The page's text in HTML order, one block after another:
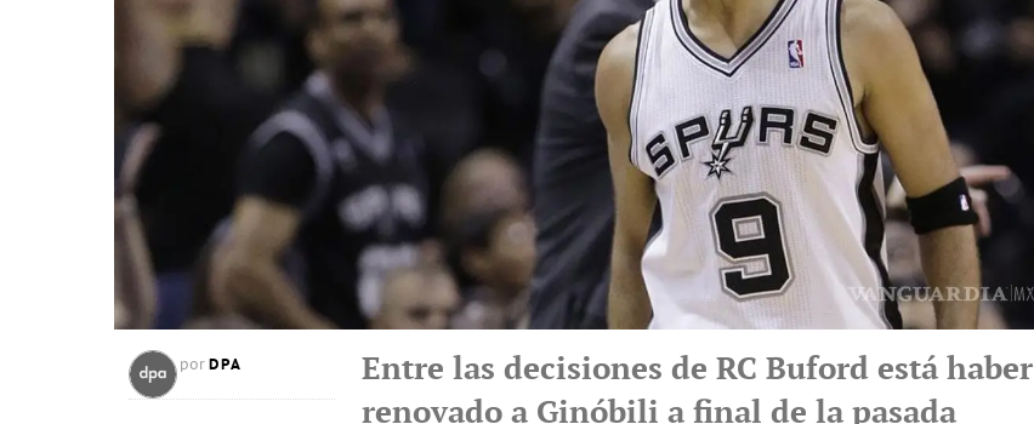
por DPA
Entre las decisiones de RC Buford está haber
renovado a Ginóbili a final de la pasada